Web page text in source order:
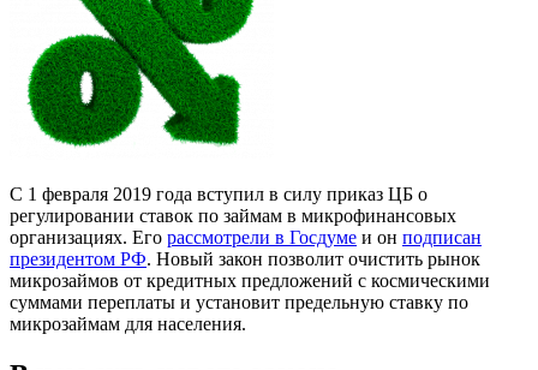
С 1 февраля 2019 года вступил в силу приказ ЦБ о
регулировании ставок по займам в микрофинансовых
организациях. Его рассмотрели в Госдуме и он подписан
президентом РФ. Новый закон позволит очистить рынок
микрозаймов от кредитных предложений с космическими
суммами переплаты и установит предельную ставку по
микрозаймам для населения.